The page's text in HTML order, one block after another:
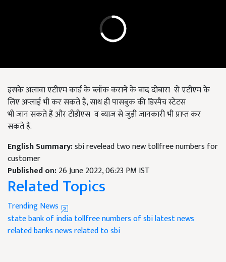
इसके अलावा एटीएम कार्ड के ब्लॉक कराने के बाददोबारा से एटीएम के
लिए अप्लाई भी कर सकते हैं, साथ ही पासबुक की डिस्पैच स्टेटस
भीजानसकते हैंऔरटीडीएस वब्याज सेजुड़ीजानकारी भी प्राप्त कर
सकते हैं.
English Summary:sbi revelead two new tollfree numbers for
customer
Published on:26 June 2022, 06:23 PM IST
Related Topics
Trending News
state bank of indiatollfree numbers of sbilatest news
related banksnews related to sbi